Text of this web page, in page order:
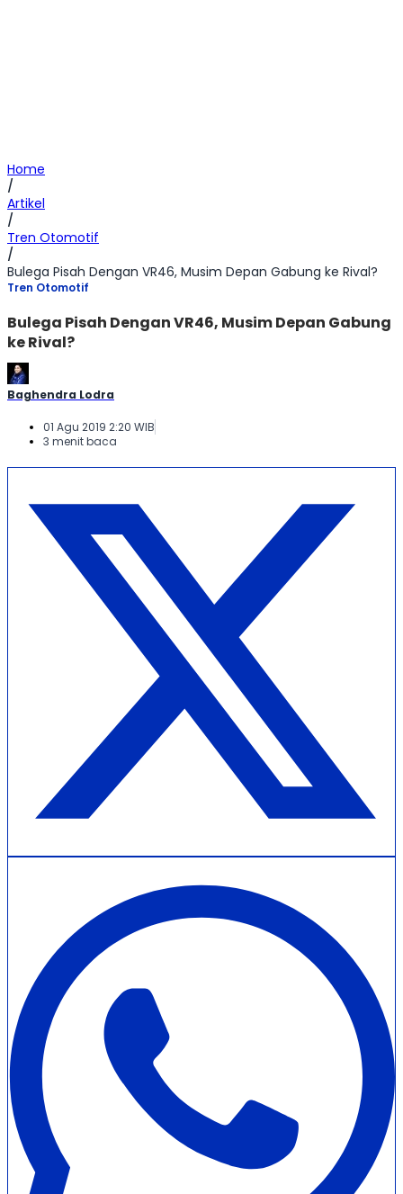
Home
/
Artikel
/
Tren Otomotif
/
Bulega Pisah Dengan VR46, Musim Depan Gabung ke Rival?
Tren Otomotif
Bulega Pisah Dengan VR46, Musim Depan Gabung
ke Rival?
Baghendra Lodra
01 Agu 2019 2:20 WIB
3 menit baca